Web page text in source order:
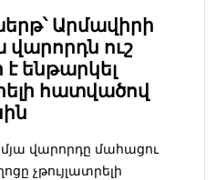
Արմավիրի
վարորդն ուշ
ենթարկել
հատվածով
վարորդը մահացու
չթույլատրելի